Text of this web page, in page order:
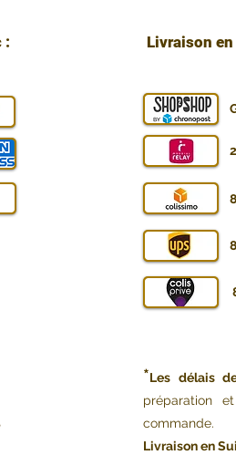
: Livraison en
*Les délais
préparation
commande.
Livraison en